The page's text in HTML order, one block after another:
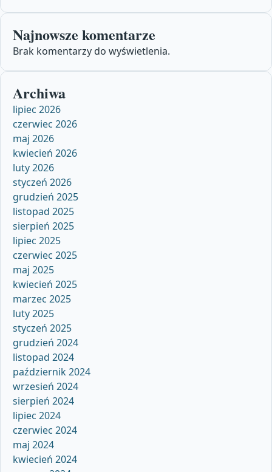
Najnowsze komentarze
Brak komentarzy do wyświetlenia.
Archiwa
lipiec 2026
czerwiec 2026
maj 2026
kwiecień 2026
luty 2026
styczeń 2026
grudzień 2025
listopad 2025
sierpień 2025
lipiec 2025
czerwiec 2025
maj 2025
kwiecień 2025
marzec 2025
luty 2025
styczeń 2025
grudzień 2024
listopad 2024
październik 2024
wrzesień 2024
sierpień 2024
lipiec 2024
czerwiec 2024
maj 2024
kwiecień 2024